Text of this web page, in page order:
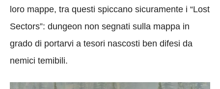
loro mappe, tra questi spiccano sicuramente i “Lost
Sectors”: dungeon non segnati sulla mappa in
grado di portarvi a tesori nascosti ben difesi da
nemici temibili.